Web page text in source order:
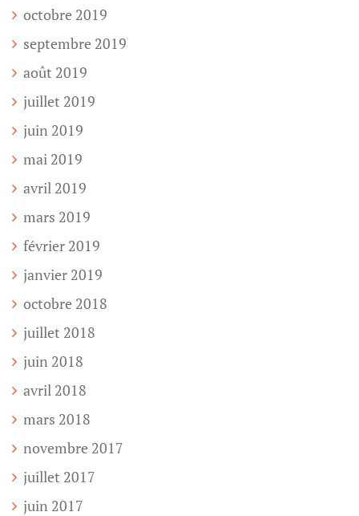
octobre 2019
septembre 2019
août 2019
juillet 2019
juin 2019
mai 2019
avril 2019
mars 2019
février 2019
janvier 2019
octobre 2018
juillet 2018
juin 2018
avril 2018
mars 2018
novembre 2017
juillet 2017
juin 2017